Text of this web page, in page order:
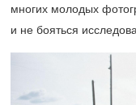
многих молодых
и не бояться